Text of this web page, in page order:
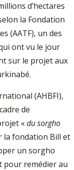
d’hectares
la Fondation
(AATF), un des
ont vu le jour
sur le projet aux
(AHBFI),
de
«du sorgho
la fondation Bill et
un sorgho
pour remédier au